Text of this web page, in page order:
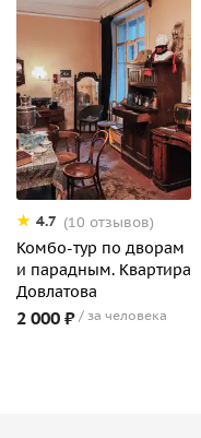
4.7 (10 отзывов)
Комбо-тур по дворам
и парадным. Квартира
Довлатова
2 000 ₽ за человека